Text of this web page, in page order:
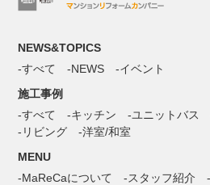
NEWS&TOPICS
すべて
NEWS
イベント
施工事例
すべて
キッチン ユニットバス
リビング
洋室/和室
MENU
MaReCaについて
スタッフ紹介